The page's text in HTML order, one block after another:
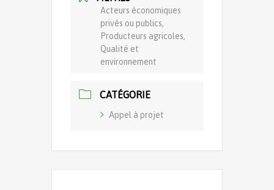
Acteurs économiques
privés ou publics,
Producteurs agricoles,
Qualité et
environnement
CATÉGORIE
Appel à projet